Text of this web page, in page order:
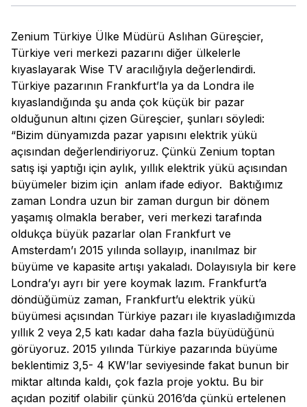
Zenium Türkiye Ülke Müdürü Aslıhan Güreşcier,
Türkiye veri merkezi pazarını diğer ülkelerle
kıyaslayarak Wise TV aracılığıyla değerlendirdi.
Türkiye pazarının Frankfurt’la ya da Londra ile
kıyaslandığında şu anda çok küçük bir pazar
olduğunun altını çizen Güreşcier, şunları söyledi:
“Bizim dünyamızda pazar yapısını elektrik yükü
açısından değerlendiriyoruz. Çünkü Zenium toptan
satış işi yaptığı için aylık, yıllık elektrik yükü açısından
büyümeler bizim için anlam ifade ediyor. Baktığımız
zaman Londra uzun bir zaman durgun bir dönem
yaşamış olmakla beraber, veri merkezi tarafında
oldukça büyük pazarlar olan Frankfurt ve
Amsterdam’ı 2015 yılında sollayıp, inanılmaz bir
büyüme ve kapasite artışı yakaladı. Dolayısıyla bir kere
Londra’yı ayrı bir yere koymak lazım. Frankfurt’a
döndüğümüz zaman, Frankfurt’u elektrik yükü
büyümesi açısından Türkiye pazarı ile kıyasladığımızda
yıllık 2 veya 2,5 katı kadar daha fazla büyüdüğünü
görüyoruz. 2015 yılında Türkiye pazarında büyüme
beklentimiz 3,5- 4 KW’lar seviyesinde fakat bunun bir
miktar altında kaldı, çok fazla proje yoktu. Bu bir
açıdan pozitif olabilir çünkü 2016’da çünkü ertelenen